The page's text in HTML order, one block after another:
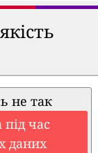
не так
час
даних